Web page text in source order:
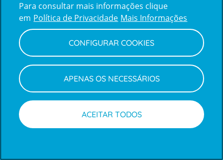
Centro de Apoio ao Cliente | Política de Privacidade e Cookies
Para consultar mais informações clique
em Política de Privacidade Mais Informações
CONFIGURAR COOKIES
APENAS OS NECESSÁRIOS
ACEITAR TODOS